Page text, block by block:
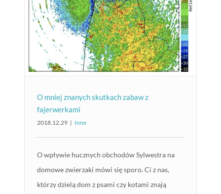
O mniej znanych skutkach zabaw z
fajerwerkami
2018.12.29 | Inne
O wpływie hucznych obchodów Sylwestra na
domowe zwierzaki mówi się sporo. Ci z nas,
którzy dzielą dom z psami czy kotami znają